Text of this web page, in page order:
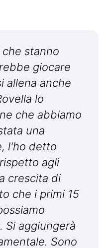
che stanno
giocare
allena anche
lo
che abbiamo
una
l'ho detto
agli
crescita di
che i primi 15
Si aggiungerà
Sono